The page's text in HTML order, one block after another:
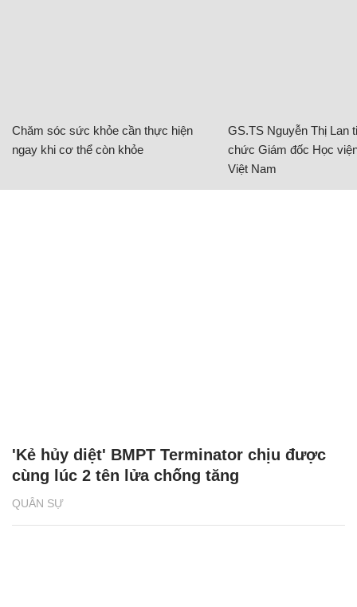
Chăm sóc sức khỏe cần thực hiện
ngay khi cơ thể còn khỏe
GS.TS Nguyễn Thị Lan
chức Giám đốc Học
Việt Nam
QUÂN SỰ
'Kẻ hủy diệt' BMPT Terminator chịu được
cùng lúc 2 tên lửa chống tăng